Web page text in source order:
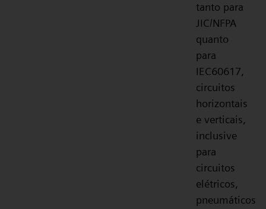
tanto para
JIC/NFPA
quanto
para
IEC60617,
circuitos
horizontais
e verticais,
inclusive
para
circuitos
elétricos,
pneumáticos